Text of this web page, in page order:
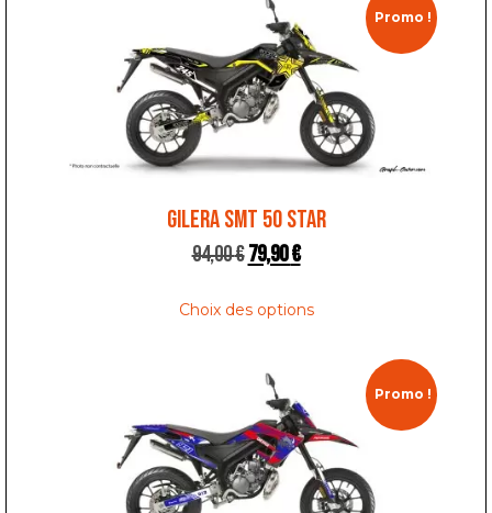
Promo !
GILERA SMT 50 STAR
94,00€79,90€
Choix des options
Promo !